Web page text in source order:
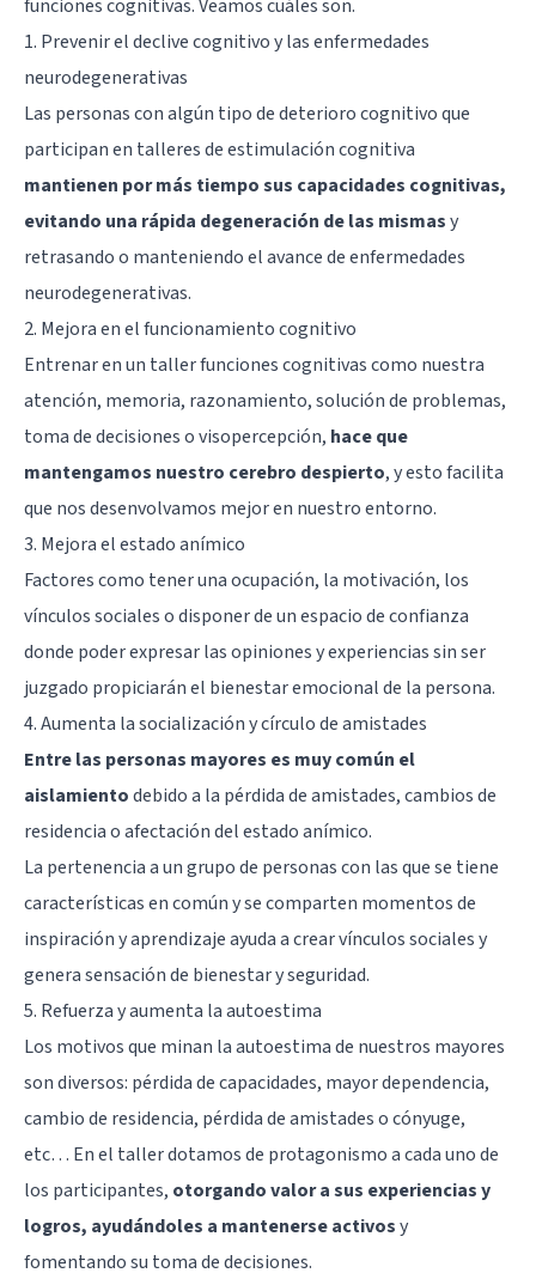
funciones cognitivas. Veamos cuáles son.
1. Prevenir el declive cognitivo y las enfermedades
neurodegenerativas
Las personas con algún tipo de deterioro cognitivo que
participan en talleres de estimulación cognitiva
mantienen por más tiempo sus capacidades cognitivas,
evitando una rápida degeneración de las mismasy
retrasando o manteniendo el avance de enfermedades
neurodegenerativas.
2. Mejora en el funcionamiento cognitivo
Entrenar en un taller funciones cognitivas como nuestra
atención, memoria, razonamiento, solución de problemas,
toma de decisiones o visopercepción, hace que
mantengamos nuestro cerebro despierto, y esto facilita
que nos desenvolvamos mejor en nuestro entorno.
3. Mejora el estado anímico
Factores como tener una ocupación, la motivación, los
vínculos sociales o disponer de un espacio de confianza
donde poder expresar las opiniones y experiencias sin ser
juzgado propiciarán el bienestar emocional de la persona.
4. Aumenta la socialización y círculo de amistades
Entre las personas mayores es muy común el
aislamientodebido a la pérdida de amistades, cambios de
residencia o afectación del estado anímico.
La pertenencia a un grupo de personas con las que se tiene
características en común y se comparten momentos de
inspiración y aprendizaje ayuda a crear vínculos sociales y
genera sensación de bienestar y seguridad.
5. Refuerza y aumenta la autoestima
Los motivos que minan la autoestima de nuestros mayores
son diversos: pérdida de capacidades, mayor dependencia,
cambio de residencia, pérdida de amistades o cónyuge,
etc… En el taller dotamos de protagonismo a cada uno de
los participantes, otorgando valor a sus experiencias y
logros, ayudándoles a mantenerse activosy
fomentando su toma de decisiones.